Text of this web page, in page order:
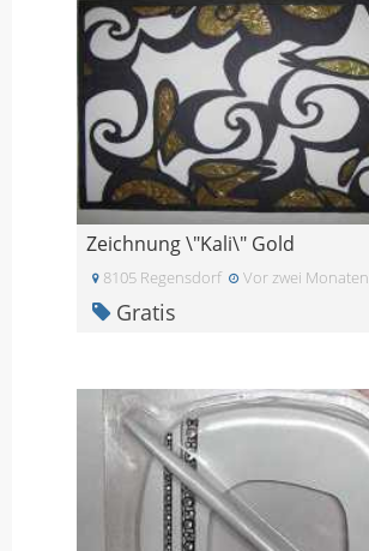
Zeichnung \"Kali\" Gold
8105 Regensdorf Vor zwei Monaten
Gratis